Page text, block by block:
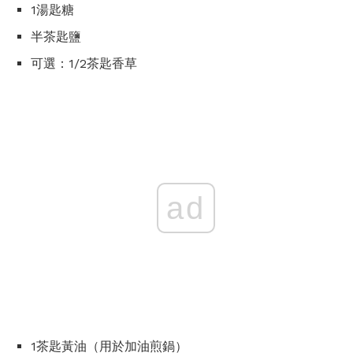
1湯匙糖
半茶匙鹽
可選：1/2茶匙香草
ad
1茶匙黃油（用於加油煎鍋）